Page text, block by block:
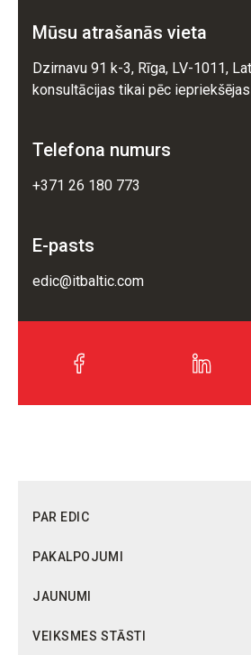
Mūsu atrašanās vieta
Dzirnavu 91 k-3, Rīga, LV-1011,
konsultācijas tikai pēc
Telefona numurs
+371 26 180 773
E-pasts
edic@itbaltic.com
PAR EDIC
PAKALPOJUMI
JAUNUMI
VEIKSMES STĀSTI